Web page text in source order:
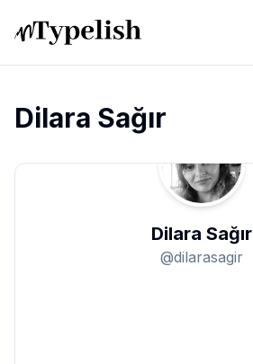
Dünya
Dilara Sağır
Dilara Sağır
@dilarasagir